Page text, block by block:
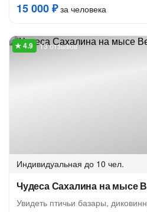
15 000 ₽за человека
13 отзывов
Индивидуальная до 10 чел.
Чудеса Сахалина на мысе
Увидеть птичьи базары,